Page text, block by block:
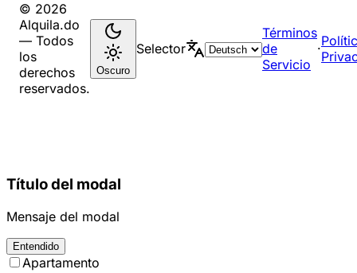
© 2026
Alquila.do
— Todos
los
derechos
reservados.
Oscuro
Selector
Términos
de
Servicio
·
Título del modal
Mensaje del modal
Entendido
Apartamento